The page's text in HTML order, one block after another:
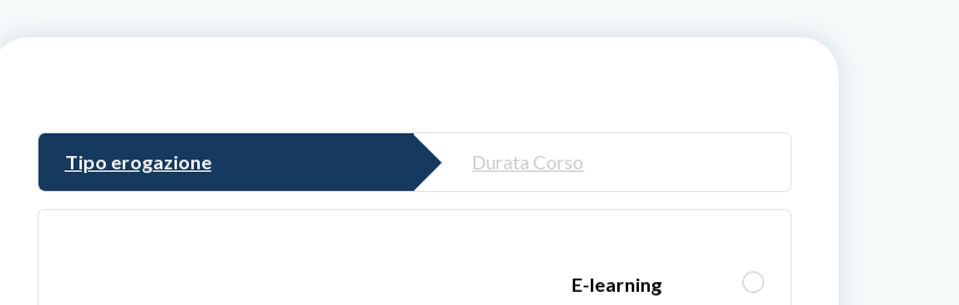
Tipo erogazione Durata Corso
E-learning